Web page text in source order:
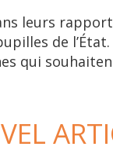
leurs
de l’État.
qui